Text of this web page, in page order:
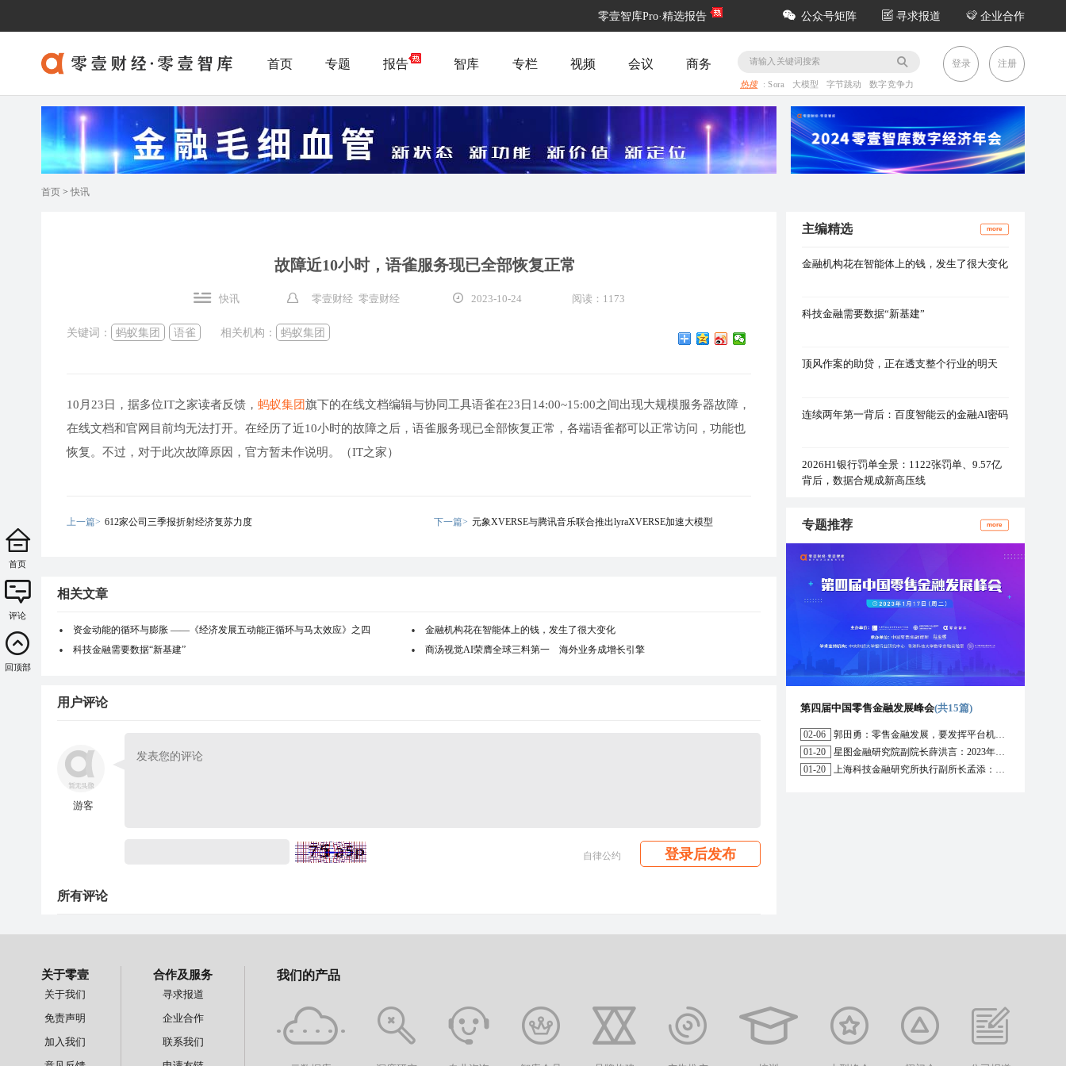
零壹智库Pro·精选报告 公众号矩阵 寻求报道 企业合作
首页 专题 报告 智库 专栏 视频 会议 商务
热搜 :Sora 大模型 字节跳动 数字竞争力
登录 注册
首页 > 快讯
故障近10小时，语雀服务现已全部恢复正常
快讯 零壹财经 零壹财经 2023-10-24 阅读：1173
关键词： 蚂蚁集团 语雀 相关机构： 蚂蚁集团
10月23日，据多位IT之家读者反馈， 蚂蚁集团旗下的在线文档编辑与协同工具语雀在23日14:00~15:00之间出现大规模服务器故障，
在线文档和官网目前均无法打开。在经历了近10小时的故障之后，语雀服务现已全部恢复正常，各端语雀都可以正常访问，功能也
恢复。不过，对于此次故障原因，官方暂未作说明。（IT之家）
上一篇> 612家公司三季报折射经济复苏力度 下一篇> 元象XVERSE与腾讯音乐联合推出lyraXVERSE加速大模型
相关文章
资金动能的循环与膨胀 ——《经济发展五动能正循环与马太效应》之四
金融机构花在智能体上的钱，发生了很大变化
科技金融需要数据“新基建”
商汤视觉AI荣膺全球三料第一 海外业务成增长引擎
用户评论
游客
自律公约 登录后发布
所有评论
主编精选 more
金融机构花在智能体上的钱，发生了很大变化
科技金融需要数据“新基建”
顶风作案的助贷，正在透支整个行业的明天
连续两年第一背后：百度智能云的金融AI密码
2026H1银行罚单全景：1122张罚单、9.57亿
背后，数据合规成新高压线
专题推荐 more
第四届中国零售金融发展峰会(共15篇)
02-06
郭田勇：零售金融发展，要发挥平台机构的作用
01-20
星图金融研究院副院长薛洪言：2023年消费信贷或迎来新起点
01-20
上海科技金融研究所执行副所长孟添：开放银行与嵌入式金融为数字普惠金融带来更大发展空间
首页
评论
回顶部
关于零壹
关于我们
免责声明
加入我们
合作及服务
寻求报道
企业合作
联系我们
我们的产品